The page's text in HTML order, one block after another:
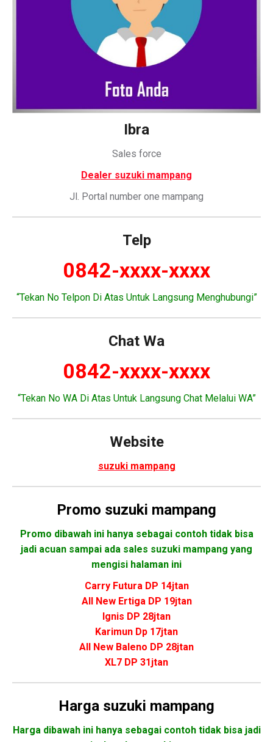
Ibra
Sales force
Dealer suzuki mampang
Jl. Portal number one mampang
Telp
0842-xxxx-xxxx
“Tekan No Telpon Di Atas Untuk Langsung Menghubungi”
Chat Wa
0842-xxxx-xxxx
“Tekan No WA Di Atas Untuk Langsung Chat Melalui WA”
Website
suzuki mampang
Promo suzuki mampang
Promo dibawah ini hanya sebagai contoh tidak bisa
jadi acuan sampai ada sales suzuki mampang yang
mengisi halaman ini
Carry Futura DP 14jtan
All New Ertiga DP 19jtan
Ignis DP 28jtan
Karimun Dp 17jtan
All New Baleno DP 28jtan
XL7 DP 31jtan
Harga suzuki mampang
Harga dibawah ini hanya sebagai contoh tidak bisa jadi